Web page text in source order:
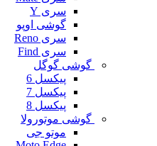
سری Y
گوشی اوپو
سری Reno
سری Find
گوشی گوگل
پیکسل 6
پیکسل 7
پیکسل 8
گوشی موتورولا
موتو جی